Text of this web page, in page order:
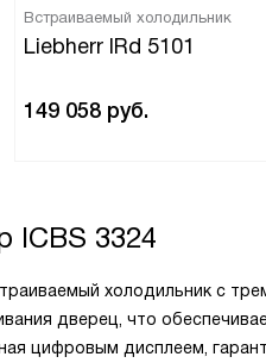
Встраиваемый холодильник
Liebherr IRd 5101
149 058 руб.
ICBS 3324
холодильник с
дверец, что
цифровым дисплеем,